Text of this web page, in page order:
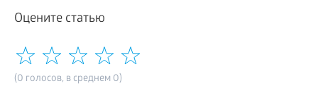
Оцените статью
(0 голосов, в среднем 0)